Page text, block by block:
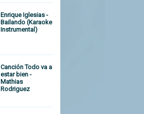
Enrique Iglesias -
Bailando (Karaoke
Instrumental)
Canción Todo va a
estar bien -
Mathias
Rodriguez